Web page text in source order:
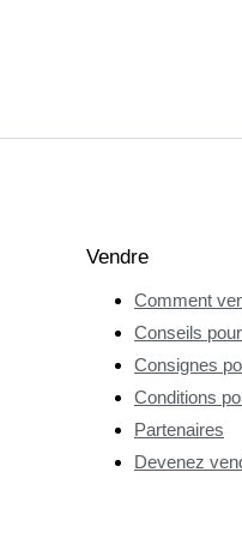
Vendre
Comment
Conseils
Consignes
Conditions
Partenaires
Devenez